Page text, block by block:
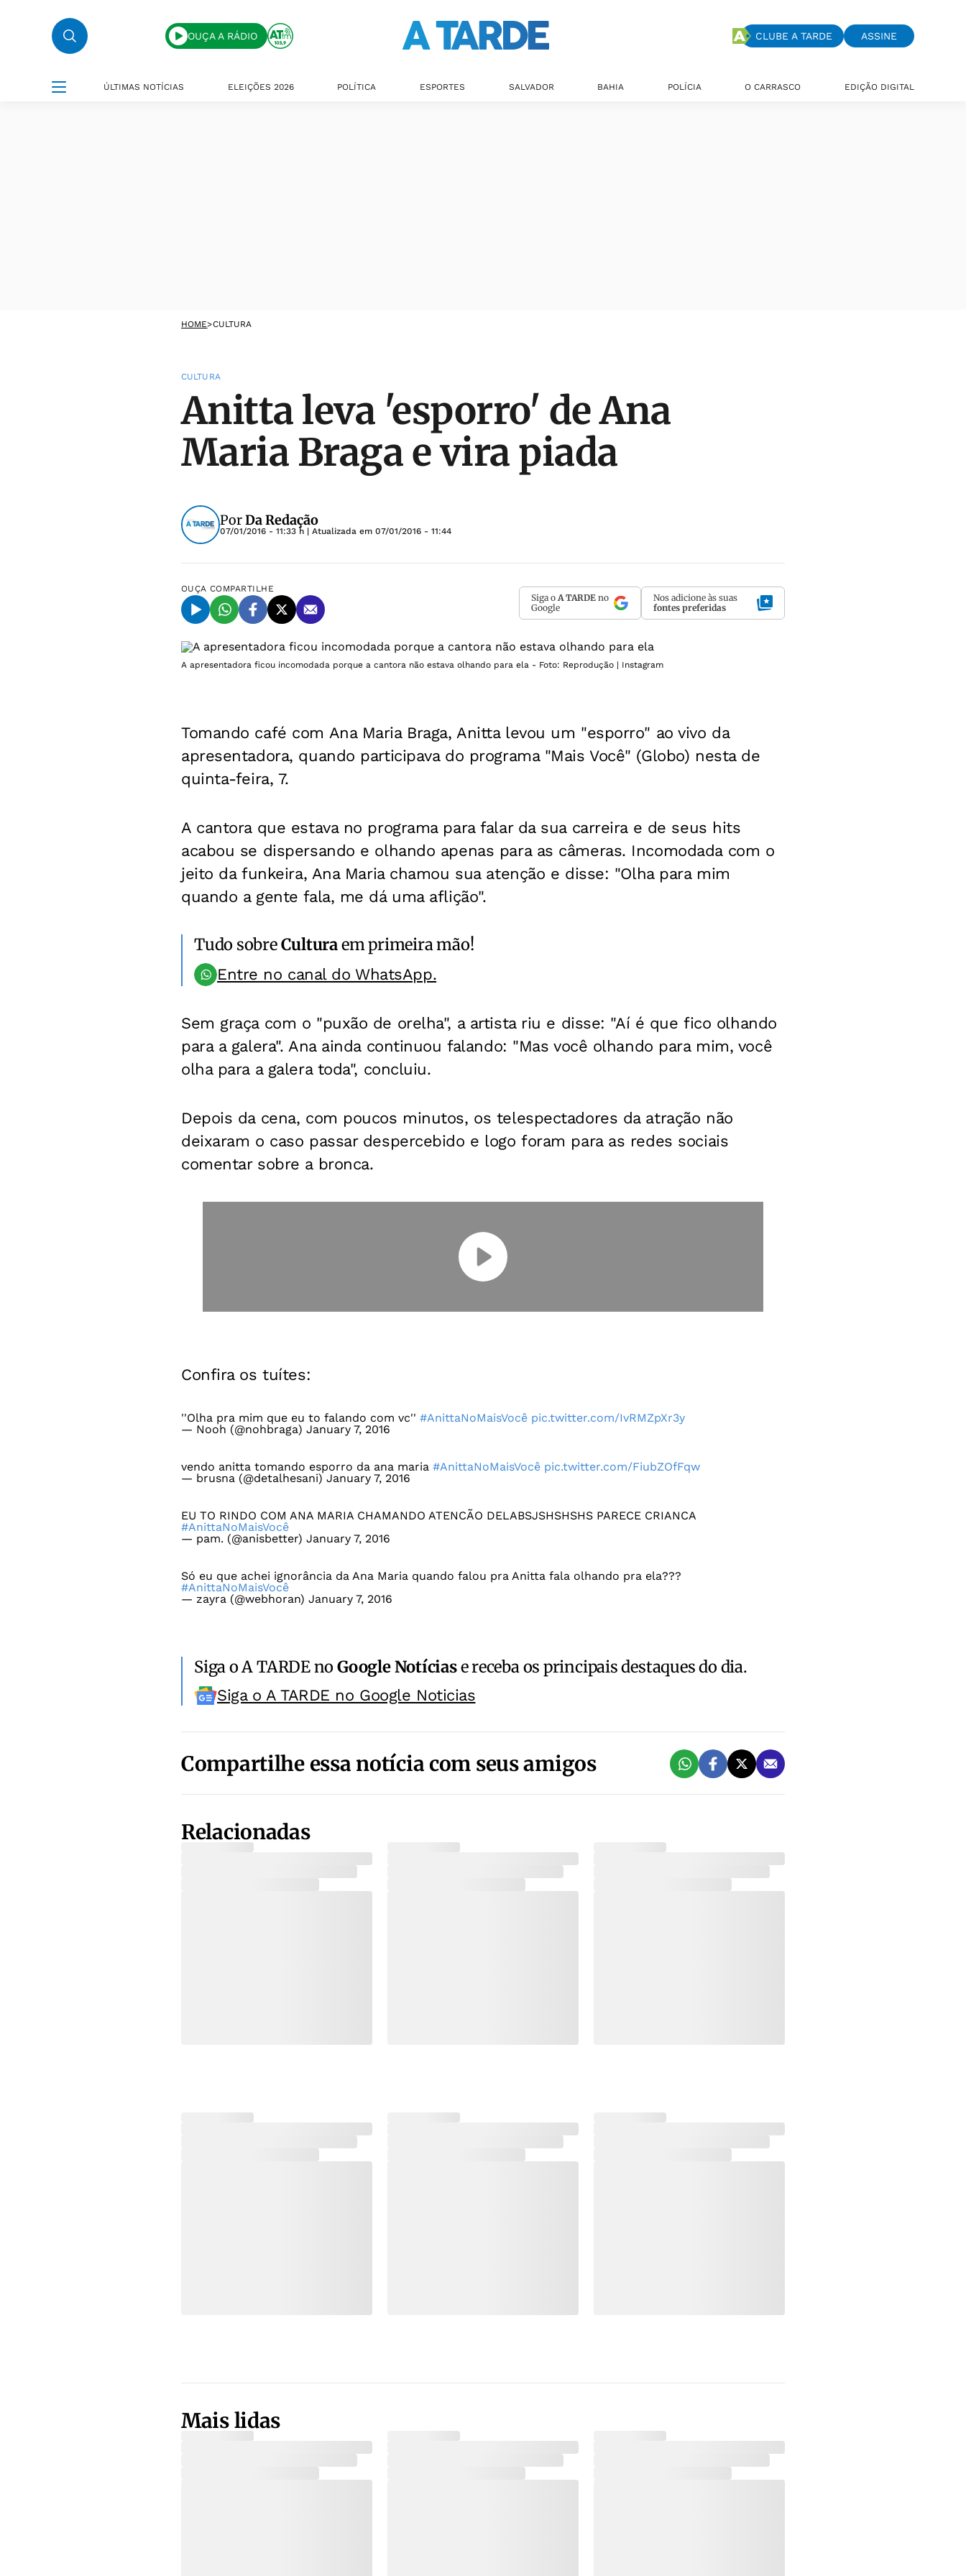
OUÇA A RÁDIO CLUBE A TARDE ASSINE
ÚLTIMAS NOTÍCIAS ELEIÇÕES 2026 POLÍTICA ESPORTES SALVADOR BAHIA POLÍCIA O CARRASCO EDIÇÃO DIGITAL
HOME>CULTURA
CULTURA
Anitta leva 'esporro' de Ana
Maria Braga e vira piada
PorDa Redação
07/01/2016 - 11:33 h | Atualizada em 07/01/2016 - 11:44
OUÇA COMPARTILHE
Siga o A TARDE no
Google
Nos adicione às suas
fontes preferidas
A apresentadora ficou incomodada porque a cantora não estava olhando para ela - Foto: Reprodução | Instagram
Tomando café com Ana Maria Braga, Anitta levou um "esporro" ao vivo da
apresentadora, quando participava do programa "Mais Você" (Globo) nesta de
quinta-feira, 7.
A cantora que estava no programa para falar da sua carreira e de seus hits
acabou se dispersando e olhando apenas para as câmeras. Incomodada com o
jeito da funkeira, Ana Maria chamou sua atenção e disse: "Olha para mim
quando a gente fala, me dá uma aflição".
Tudo sobreCulturaem primeira mão!
Entre no canal do WhatsApp.
Sem graça com o "puxão de orelha", a artista riu e disse: "Aí é que fico olhando
para a galera". Ana ainda continuou falando: "Mas você olhando para mim, você
olha para a galera toda", concluiu.
Depois da cena, com poucos minutos, os telespectadores da atração não
deixaram o caso passar despercebido e logo foram para as redes sociais
comentar sobre a bronca.
Confira os tuítes:
''Olha pra mim que eu to falando com vc'' #AnittaNoMaisVocê pic.twitter.com/IvRMZpXr3y
— Nooh (@nohbraga) January 7, 2016
vendo anitta tomando esporro da ana maria #AnittaNoMaisVocê pic.twitter.com/FiubZOfFqw
— brusna (@detalhesani) January 7, 2016
EU TO RINDO COM ANA MARIA CHAMANDO ATENCÃO DELABSJSHSHSHS PARECE CRIANCA
#AnittaNoMaisVocê
— pam. (@anisbetter) January 7, 2016
Só eu que achei ignorância da Ana Maria quando falou pra Anitta fala olhando pra ela???
#AnittaNoMaisVocê
— zayra (@webhoran) January 7, 2016
Siga o A TARDE noGoogle Notíciase receba os principais destaques do dia.
Siga o A TARDE no Google Noticias
Compartilhe essa notícia com seus amigos
Relacionadas
Mais lidas